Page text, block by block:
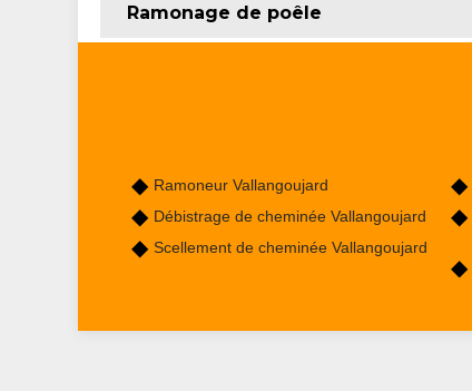
Ramonage de poêle
Ramoneur Vallangoujard
Débistrage de cheminée Vallangoujard
Scellement de cheminée Vallangoujard